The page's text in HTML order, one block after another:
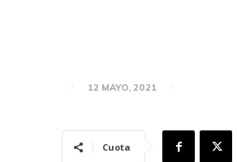
12 MAYO, 2021
Cuota